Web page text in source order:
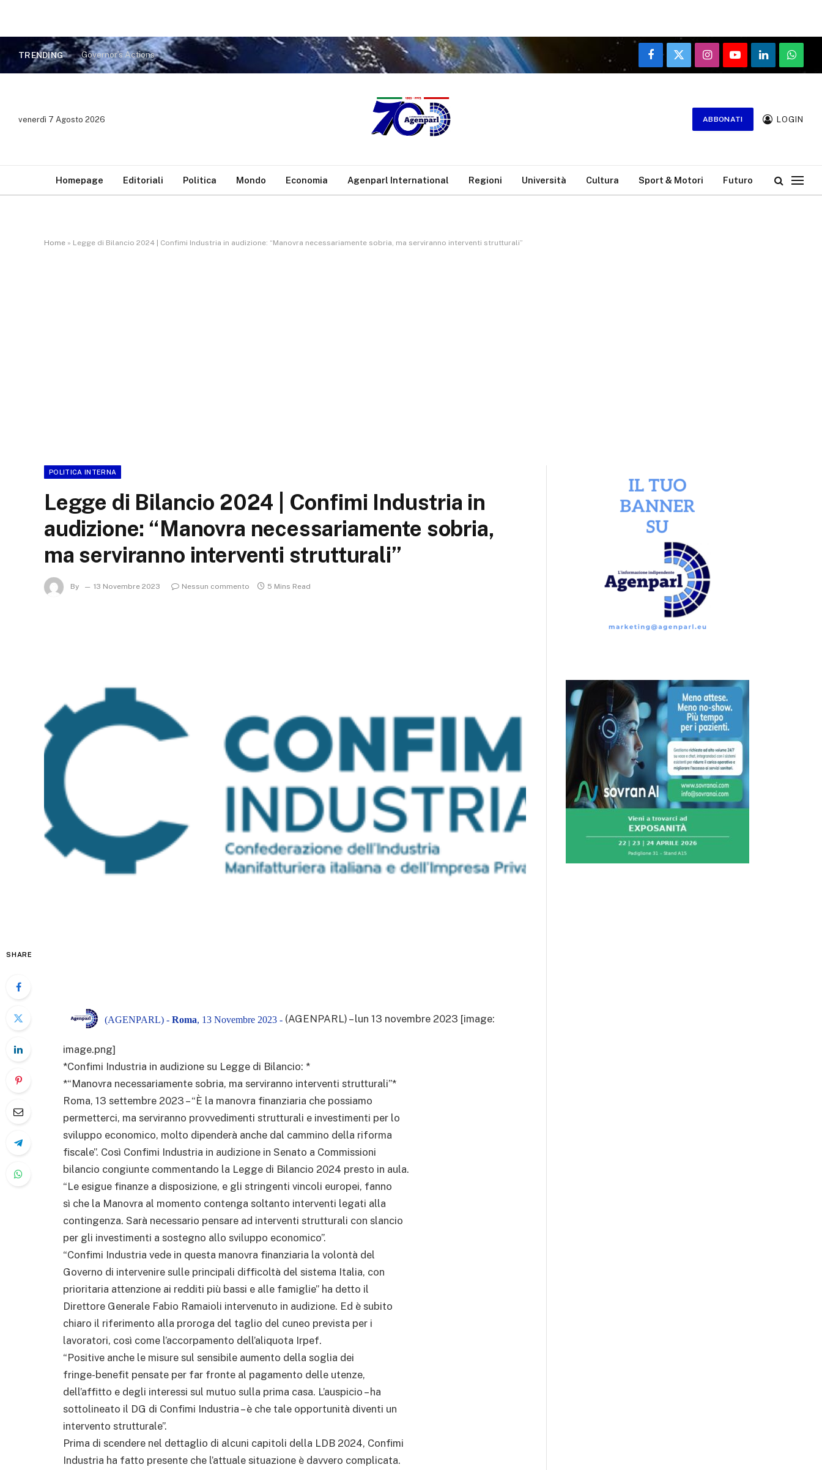
TRENDING Governor’s Actions
Facebook
X
(Twitter)
InstagramYouTubeLinkedIn
venerdì 7 Agosto 2026 ABBONATI LOGIN
Homepage Editoriali Politica Mondo Economia Agenparl International Regioni Università Cultura Sport & Motori Futuro
Home » Legge di Bilancio 2024 | Confimi Industria in audizione: “Manovra necessariamente sobria, ma serviranno interventi strutturali”
POLITICA INTERNA
Legge di Bilancio 2024 | Confimi Industria in
audizione: “Manovra necessariamente sobria,
ma serviranno interventi strutturali”
By 13 Novembre 2023 Nessun commento 5 Mins Read
SHARE
(AGENPARL) - Roma, 13 Novembre 2023 - (AGENPARL) – lun 13 novembre 2023 [image:
image.png]
*Confimi Industria in audizione su Legge di Bilancio: *
*“Manovra necessariamente sobria, ma serviranno interventi strutturali”*
Roma, 13 settembre 2023 – “È la manovra finanziaria che possiamo
permetterci, ma serviranno provvedimenti strutturali e investimenti per lo
sviluppo economico, molto dipenderà anche dal cammino della riforma
fiscale”. Così Confimi Industria in audizione in Senato a Commissioni
bilancio congiunte commentando la Legge di Bilancio 2024 presto in aula.
“Le esigue finanze a disposizione, e gli stringenti vincoli europei, fanno
sì che la Manovra al momento contenga soltanto interventi legati alla
contingenza. Sarà necessario pensare ad interventi strutturali con slancio
per gli investimenti a sostegno allo sviluppo economico”.
“Confimi Industria vede in questa manovra finanziaria la volontà del
Governo di intervenire sulle principali difficoltà del sistema Italia, con
prioritaria attenzione ai redditi più bassi e alle famiglie” ha detto il
Direttore Generale Fabio Ramaioli intervenuto in audizione. Ed è subito
chiaro il riferimento alla proroga del taglio del cuneo prevista per i
lavoratori, così come l’accorpamento dell’aliquota Irpef.
“Positive anche le misure sul sensibile aumento della soglia dei
fringe-benefit pensate per far fronte al pagamento delle utenze,
dell’affitto e degli interessi sul mutuo sulla prima casa. L’auspicio – ha
sottolineato il DG di Confimi Industria – è che tale opportunità diventi un
intervento strutturale”.
Prima di scendere nel dettaglio di alcuni capitoli della LDB 2024, Confimi
Industria ha fatto presente che l’attuale situazione è davvero complicata.